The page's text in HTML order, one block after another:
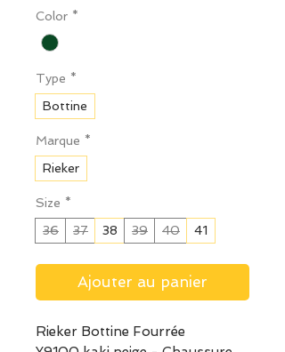
Color *
Type *
Bottine
Marque *
Rieker
Size *
36
37 38 39 40 41
Ajouter au panier
Rieker Bottine Fourrée